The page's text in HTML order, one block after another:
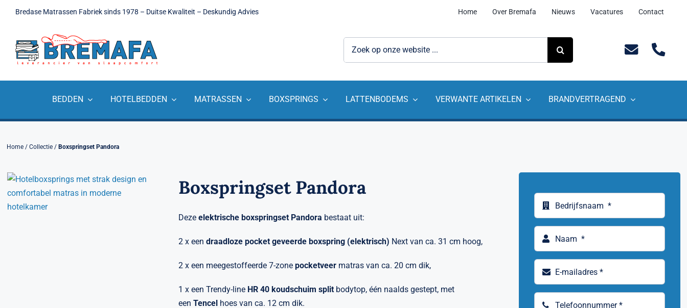
Bredase Matrassen Fabriek sinds 1978 – Duitse Kwaliteit – Deskundig Advies Home Over Bremafa Nieuws Vacatures Contact
BEDDEN HOTELBEDDEN MATRASSEN BOXSPRINGS LATTENBODEMS VERWANTE ARTIKELEN BRANDVERTRAGEND
Home /Collectie / Boxspringset Pandora
Boxspringset Pandora
Dezeelektrische boxspringset Pandora bestaat uit:
2 x eendraadloze pocket geveerde boxspring (elektrisch) Next van ca. 31 cm hoog,
2 x een meegestoffeerde 7-zonepocketveer matras van ca. 20 cm dik,
1 x een Trendy-line HR 40 koudschuim split bodytop, één naalds gestept, met
eenTencel hoes van ca. 12 cm dik.